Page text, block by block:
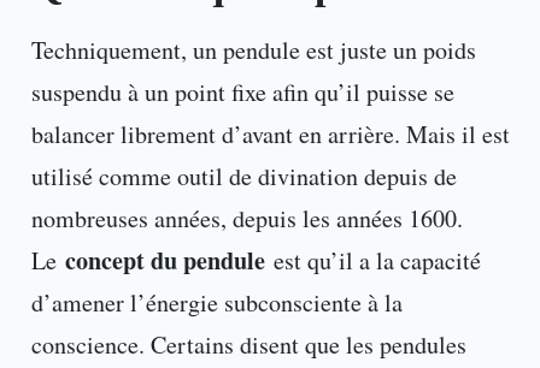
Techniquement, un pendule est juste un poids
suspendu à un point fixe afin qu’il puisse se
balancer librement d’avant en arrière. Mais il est
utilisé comme outil de divination depuis de
nombreuses années, depuis les années 1600.
Le concept du penduleest qu’il a la capacité
d’amener l’énergie subconsciente à la
conscience. Certains disent que les pendules